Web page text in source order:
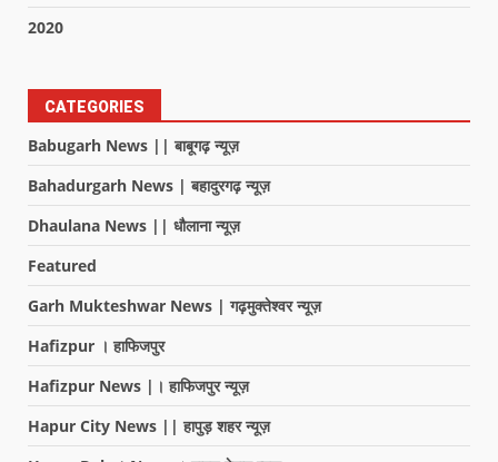
2020
CATEGORIES
Babugarh News || बाबूगढ़ न्यूज़
Bahadurgarh News | बहादुरगढ़ न्यूज़
Dhaulana News || धौलाना न्यूज़
Featured
Garh Mukteshwar News | गढ़मुक्तेश्वर न्यूज़
Hafizpur । हाफिजपुर
Hafizpur News |। हाफिजपुर न्यूज़
Hapur City News || हापुड़ शहर न्यूज़